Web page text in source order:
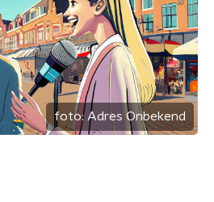
foto:Adres Onbekend